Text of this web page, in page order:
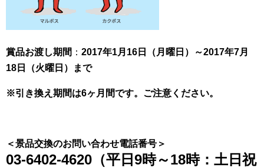
賞品お渡し期間 ： 2017年1月16日（月曜日）～2017年7月
18日（火曜日）まで
※引き換え期間は6ヶ月間です。ご注意ください。
＜景品交換のお問い合わせ電話番号＞
03-6402-4620（平日9時～18時：土日祝